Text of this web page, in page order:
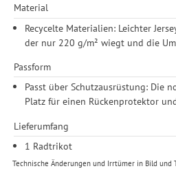
Material
Recycelte Materialien: Leichter
der nur 220 g/m² wiegt und die
Passform
Passt über Schutzausrüstung: Die
Platz für einen Rückenprotektor
Lieferumfang
1 Radtrikot
Technische Änderungen und Irrtümer in Bild und